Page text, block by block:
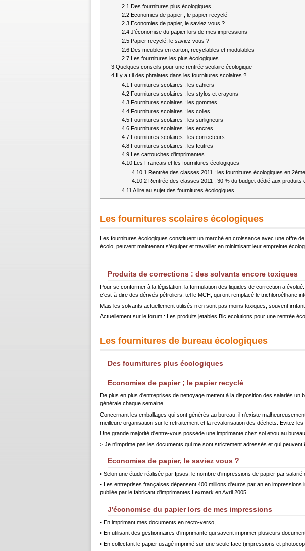
2.1 Des fournitures plus écologiques
2.2 Economies de papier ; le papier recyclé
2.3 Economies de papier, le saviez vous ?
2.4 J'économise du papier lors de mes impressions
2.5 Papier recyclé, le saviez vous ?
2.6 Des meubles en carton, recyclables et modulables
2.7 Les fournitures les plus écologiques
3 Quelques conseils pour une rentrée scolaire écologique
4 Il y a t il des phtalates dans les fournitures scolaires ?
4.1
Fournitures scolaires : les cahiers
4.2 Fournitures scolaires : les stylos et crayons
4.3 Fournitures scolaires : les gommes
4.4 Fournitures scolaires : les colles
4.5 Fournitures scolaires : les surligneurs
4.6 Fournitures scolaires : les encres
4.7 Fournitures scolaires : les correcteurs
4.8 Fournitures scolaires : les feutres
4.9 Les cartouches d'imprimantes
4.10 Les Français et les fournitures écologiques
4.10.1
Rentrée des classes 2011 : les fournitures écologiques en
4.10.2 Rentrée des classes 2011 : 30 % du budget dédié aux
4.11 A lire au sujet des fournitures écologiques
Les fournitures scolaires écologiques
Les fournitures écologiques constituent un marché en croissance avec une offre
écolo, peuvent maintenant s'équiper et travailler en minimisant leur empreinte
Produits de corrections : des solvants encore toxiques
Pour se conformer à la législation, la formulation des liquides de correction a
c'est-à-dire des dérivés pétroliers, tel le MCH, qui ont remplacé le trichloroéthane
Mais les solvants actuellement utilisés n’en sont pas moins toxiques, souvent
Actuellement sur le forum : Les produits jetables Bic ecolutions pour une rentrée
Les fournitures de bureau écologiques
Des fournitures plus écologiques
Economies de papier ; le papier recyclé
De plus en plus d'entreprises de nettoyage mettent à la disposition des salariés
générale chaque semaine.
Concernant les emballages qui sont générés au bureau, il n'existe
meilleure organisation sur le retraitement et la revalorisation des déchets. Evitez
Une grande majorité d'entre-vous possède une imprimante chez soi et/ou au
> Je n'imprime pas les documents qui me sont strictement adressés et qui
Economies de papier, le saviez vous ?
• Selon une étude réalisée par Ipsos, le nombre d'impressions de papier par
• Les entreprises françaises dépensent 400 millions d'euros par an en
publiée par le fabricant d'imprimantes Lexmark en Avril 2005.
J'économise du papier lors de mes impressions
• En imprimant mes documents en recto-verso,
• En utilisant des gestionnaires d'imprimante qui savent imprimer plusieurs
• En collectant le papier usagé imprimé sur une seule face (impressions et